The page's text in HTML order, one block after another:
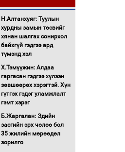
хүслээ
Автобензин, дизель
түлшний онцгой албан
татварыг тэглэлээ
горимд эрүүл мэндийн
салбар хамаарахгүй
Нөөцийн махны
нээлттэй ил тод болгоно
Монгол Улс “COP17”-д
Н.Алтанхуяг: Туулын
хурдны замын төсвийг
хянан шалгах сонирхол
байхгүй гэдгээ ард
түмэнд хэл
Х.Тэмүүжин: Алдаа
гаргасан гэдгээ хүлээн
зөвшөөрөх хэрэгтэй. Хүн
гүтгэх гэдэг уламжлалт
гэмт хэрэг
Б.Жаргалан: Эдийн
засгийн эрх чөлөө бол
35 жилийн мөрөөдөл
зорилго